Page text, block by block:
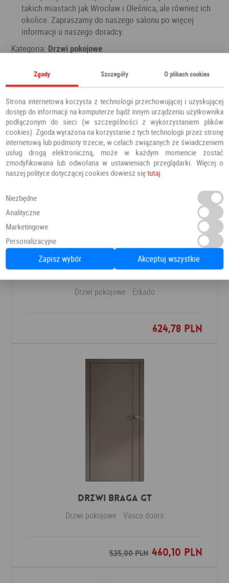
takich miastach jak Wrocław i Oleśnica, ale również ich
okolice. Zapraszamy do naszego salonu po więcej
informacji u naszego doradcy.
Kategoria: Drzwi pokojowe
Polecamy również
Drzwi pokojowe Erkado
624,78 PLN
Dodaj do ulubionych
Drzwi Braga GT
Drzwi pokojowe Vasco doors
535,00 PLN460,10 PLN
Dodaj do ulubionych
Zgody Szczegóły O plikach cookies
Strona internetowa korzysta z technologii przechowującej i uzyskującej
dostęp do informacji na komputerze bądź innym urządzeniu użytkownika
podłączonym do sieci (w szczególności z wykorzystaniem plików
cookies). Zgoda wyrażona na korzystanie z tych technologii przez stronę
internetową lub podmioty trzecie, w celach związanych ze świadczeniem
usług drogą elektroniczną, może w każdym momencie zostać
zmodyfikowana lub odwołana w ustawieniach przeglądarki. Więcej o
naszej polityce dotyczącej cookies dowiesz siętutaj
Niezbędne
Analityczne
Marketingowe
Personalizacyjne
Zapisz wybór Akceptuj wszystkie